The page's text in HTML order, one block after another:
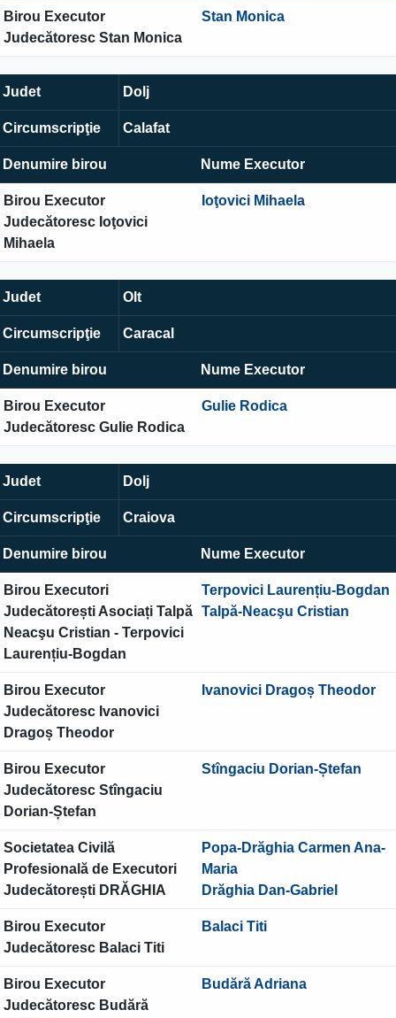
Birou Executor
Judecătoresc Stan Monica
Stan Monica
Denumire birou Nume Executor
Birou Executor
Judecătoresc Ioţovici
Mihaela
Ioţovici Mihaela
Judet Dolj
Circumscripţie Calafat
Denumire birou Nume Executor
Birou Executor
Judecătoresc Gulie Rodica
Gulie Rodica
Judet Olt
Circumscripţie Caracal
Denumire birou Nume Executor
Birou Executori
Judecătorești Asociați Talpă
Neacşu Cristian - Terpovici
Laurențiu-Bogdan
Terpovici Laurențiu-Bogdan
Talpă-Neacşu Cristian
Birou Executor
Judecătoresc Ivanovici
Dragoș Theodor
Ivanovici Dragoș Theodor
Birou Executor
Judecătoresc Stîngaciu
Dorian-Ștefan
Stîngaciu Dorian-Ștefan
Societatea Civilă
Profesională de Executori
Judecătorești DRĂGHIA
Popa-Drăghia Carmen Ana-
Maria
Drăghia Dan-Gabriel
Birou Executor
Judecătoresc Balaci Titi
Balaci Titi
Birou Executor
Judecătoresc Budără
Budără Adriana
Judet Dolj
Circumscripţie Craiova